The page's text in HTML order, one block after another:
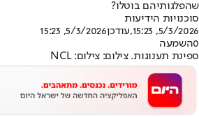
שהפלגותיהם בוטלו?
סוכנויות הידיעות
5/3/2026, 15:23
,עודכן5/3/2026, 15:23
0השמעה
ספינת תענוגות. צילום: צילום: NCL